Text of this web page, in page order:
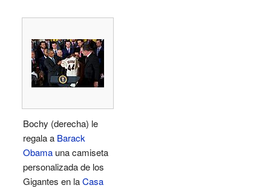
Bochy (derecha) le
regala a Barack
Obama una camiseta
personalizada de los
Gigantes en laCasa